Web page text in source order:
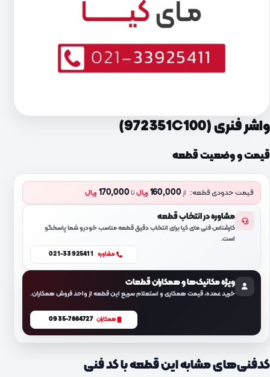
واشر فنری (972351C100)
قیمت و وضعیت قطعه
قیمت حدودی قطعه: از160,000 ریالتا170,000 ریال
مشاوره در انتخاب قطعه
کارشناس فنی مای کیا برای انتخاب دقیق قطعه مناسب خودرو شما پاسخگو
است.
مشاوره 021-33925411
ویژه مکانیک‌ها و همکاران قطعات
خرید عمده، قیمت همکاری و استعلام سریع این قطعه از واحد فروش همکاران.
همکاران 0935-7884727
کدفنی‌های مشابه این قطعه با کد فنی